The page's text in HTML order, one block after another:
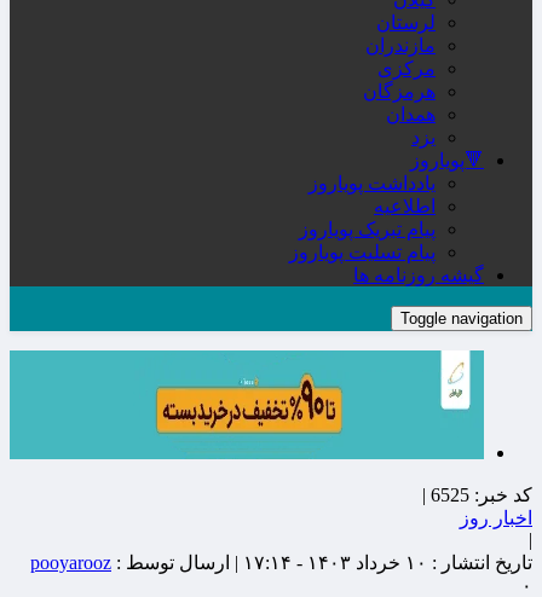
لرستان
مازندران
مرکزی
هرمزگان
همدان
یزد
🔻پویاروز
یادداشت پویاروز
اطلاعیه
پیام تبریک پویاروز
پیام تسلیت پویاروز
گیشه روزنامه ها
Toggle navigation
کد خبر: 6525 |
اخبار روز
|
تاریخ انتشار : ۱۰ خرداد ۱۴۰۳ - ۱۷:۱۴ | ارسال توسط : pooyarooz
۰